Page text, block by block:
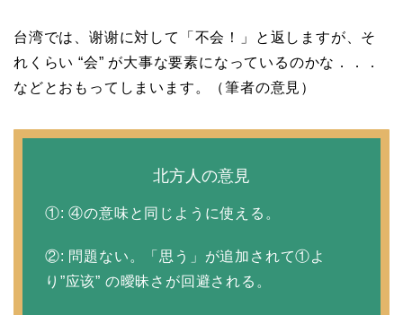
台湾では、谢谢に対して「不会！」と返しますが、そ
れくらい “会” が大事な要素になっているのかな．．．
などとおもってしまいます。（筆者の意見）
北方人の意見
①: ④の意味と同じように使える。
②: 問題ない。「思う」が追加されて①よ
り”应该” の曖昧さが回避される。